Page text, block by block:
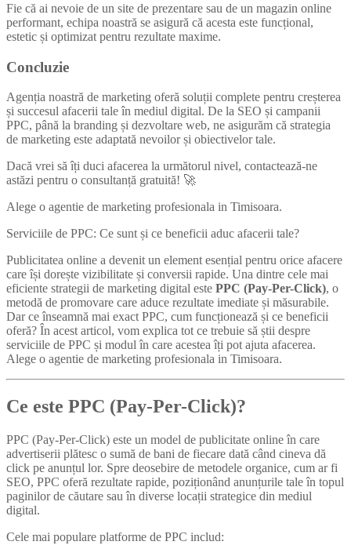
Fie că ai nevoie de un site de prezentare sau de un magazin online
performant, echipa noastră se asigură că acesta este funcțional,
estetic și optimizat pentru rezultate maxime.
Concluzie
Agenția noastră de marketing oferă soluții complete pentru creșterea
și succesul afacerii tale în mediul digital. De la SEO și campanii
PPC, până la branding și dezvoltare web, ne asigurăm că strategia
de marketing este adaptată nevoilor și obiectivelor tale.
Dacă vrei să îți duci afacerea la următorul nivel, contactează-ne
astăzi pentru o consultanță gratuită! 🚀
Alege o agentie de marketing profesionala in Timisoara.
Serviciile de PPC: Ce sunt și ce beneficii aduc afacerii tale?
Publicitatea online a devenit un element esențial pentru orice afacere
care își dorește vizibilitate și conversii rapide. Una dintre cele mai
eficiente strategii de marketing digital este PPC (Pay-Per-Click), o
metodă de promovare care aduce rezultate imediate și măsurabile.
Dar ce înseamnă mai exact PPC, cum funcționează și ce beneficii
oferă? În acest articol, vom explica tot ce trebuie să știi despre
serviciile de PPC și modul în care acestea îți pot ajuta afacerea.
Alege o agentie de marketing profesionala in Timisoara.
Ce este PPC (Pay-Per-Click)?
PPC (Pay-Per-Click) este un model de publicitate online în care
advertiserii plătesc o sumă de bani de fiecare dată când cineva dă
click pe anunțul lor. Spre deosebire de metodele organice, cum ar fi
SEO, PPC oferă rezultate rapide, poziționând anunțurile tale în topul
paginilor de căutare sau în diverse locații strategice din mediul
digital.
Cele mai populare platforme de PPC includ: